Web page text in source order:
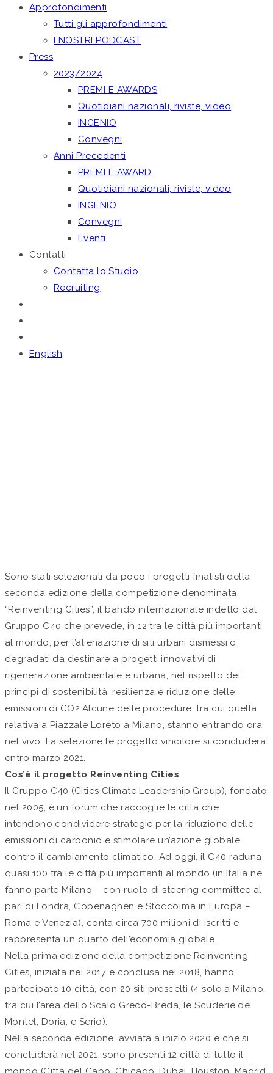
Approfondimenti
Tutti gli approfondimenti
I NOSTRI PODCAST
Press
2023/2024
PREMI E AWARDS
Quotidiani nazionali, riviste, video
INGENIO
Convegni
Anni Precedenti
PREMI E AWARD
Quotidiani nazionali, riviste, video
INGENIO
Convegni
Eventi
Contatti
Contatta lo Studio
Recruiting
English
Sono stati selezionati da poco i progetti finalisti della
seconda edizione della competizione denominata
“Reinventing Cities”, il bando internazionale indetto dal
Gruppo C40 che prevede, in 12 tra le città più importanti
al mondo, per l’alienazione di siti urbani dismessi o
degradati da destinare a progetti innovativi di
rigenerazione ambientale e urbana, nel rispetto dei
principi di sostenibilità, resilienza e riduzione delle
emissioni di CO2.Alcune delle procedure, tra cui quella
relativa a Piazzale Loreto a Milano, stanno entrando ora
nel vivo. La selezione le progetto vincitore si concluderà
entro marzo 2021.
Cos’è il progetto Reinventing Cities
Il Gruppo C40 (Cities Climate Leadership Group), fondato
nel 2005, è un forum che raccoglie le città che
intendono condividere strategie per la riduzione delle
emissioni di carbonio e stimolare un’azione globale
contro il cambiamento climatico. Ad oggi, il C40 raduna
quasi 100 tra le città più importanti al mondo (in Italia ne
fanno parte Milano – con ruolo di steering committee al
pari di Londra, Copenaghen e Stoccolma in Europa –
Roma e Venezia), conta circa 700 milioni di iscritti e
rappresenta un quarto dell’economia globale.
Nella prima edizione della competizione Reinventing
Cities, iniziata nel 2017 e conclusa nel 2018, hanno
partecipato 10 città, con 20 siti prescelti (4 solo a Milano,
tra cui l’area dello Scalo Greco-Breda, le Scuderie de
Montel, Doria, e Serio).
Nella seconda edizione, avviata a inizio 2020 e che si
concluderà nel 2021, sono presenti 12 città di tutto il